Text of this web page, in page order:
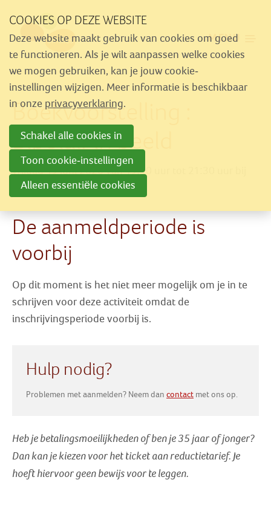
links
over
Spring
naar
navigatie
naar
hoofdinhoud
MENU
Boekvoorstelling :
Bipolair in beeld
vrijdag 19 juni 2026 van 19:30 uur tot 21:30 uur
Sportcafé Den Boemel
De aanmeldperiode is
voorbij
Op dit moment is het niet meer mogelijk om je in te
schrijven voor deze activiteit omdat de
inschrijvingsperiode voorbij is.
Hulp nodig?
Problemen met aanmelden? Neem dancontact met ons op.
Heb je betalingsmoeilijkheden of ben je 35 jaar of jonger?
Dan kan je kiezen voor het ticket aan reductietarief. Je
hoeft hiervoor geen bewijs voor te leggen.
Aanbod
Nieuws
Activiteiten
Over Similes
Contact
Lid worden
Vrijwilliger worden
Steun Similes
Zoek
Inloggen
COOKIES OP DEZE WEBSITE
Deze website maakt gebruik van cookies om goed
te functioneren. Als je wilt aanpassen welke cookies
we mogen gebruiken, kan je jouw cookie-
instellingen wijzigen. Meer informatie is beschikbaar
in onze privacyverklaring.
Schakel alle cookies in
Toon cookie-instellingen
Alleen essentiële cookies